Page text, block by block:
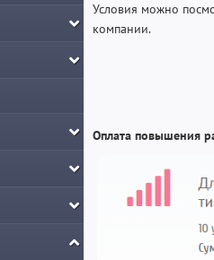
Условия можно
компании.
Оплата повышения